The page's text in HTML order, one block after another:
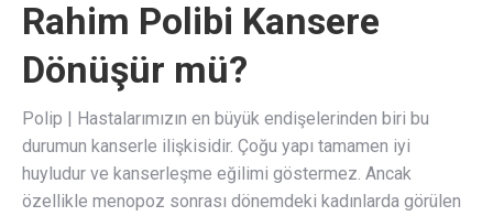
Rahim Polibi Kansere
Dönüşür mü?
Polip | Hastalarımızın en büyük endişelerinden biri bu
durumun kanserle ilişkisidir. Çoğu yapı tamamen iyi
huyludur ve kanserleşme eğilimi göstermez. Ancak
özellikle menopoz sonrası dönemdeki kadınlarda görülen